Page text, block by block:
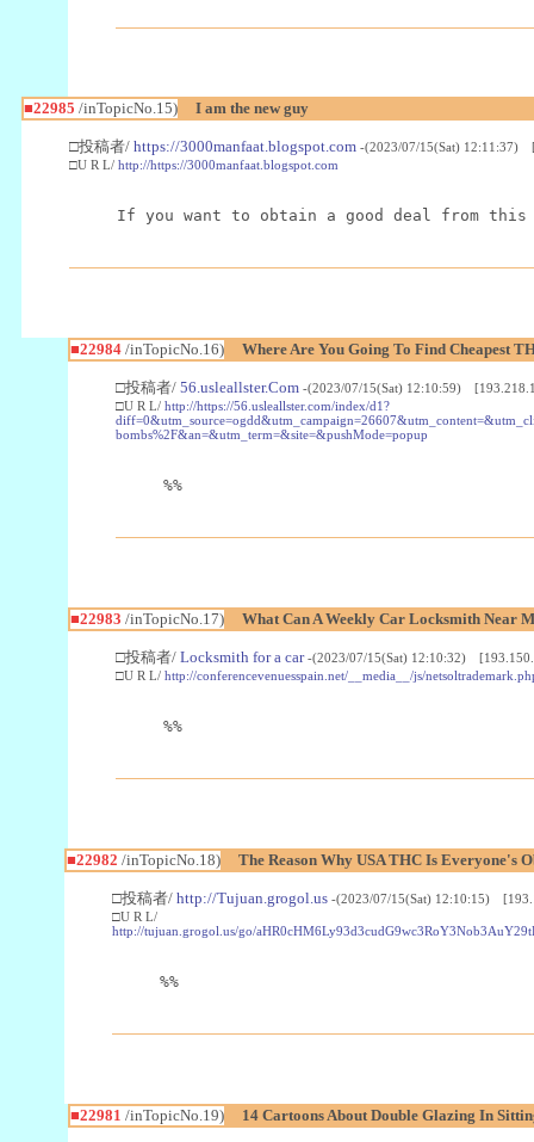
■22985 /inTopicNo.15) I am the new guy
□投稿者/ https://3000manfaat.blogspot.com -(2023/07/15(Sat) 12:11:37)
□U R L/ http://https://3000manfaat.blogspot.com
If you want to obtain a good deal from this
■22984/inTopicNo.16) Where Are You Going To Find Cheapest
□投稿者/ 56.usleallster.Com -(2023/07/15(Sat) 12:10:59)
□U R L/ http://https://56.usleallster.com/index/d1?
bombs%2F&an=&utm_term=&site=&pushMode=popup
%%
■22983 /inTopicNo.17) What Can A Weekly Car Locksmith Near
□投稿者/ Locksmith for a car -(2023/07/15(Sat) 12:10:32)
□U R L/ http://conferencevenuesspain.net/__media__/js/
%%
■22982 /inTopicNo.18) The Reason Why USA THC Is Everyone's
□投稿者/ http://Tujuan.grogol.us -(2023/07/15(Sat) 12:10:15)
□U R L/
http://tujuan.grogol.us/go/
%%
■22981 /inTopicNo.19) 14 Cartoons About Double Glazing In